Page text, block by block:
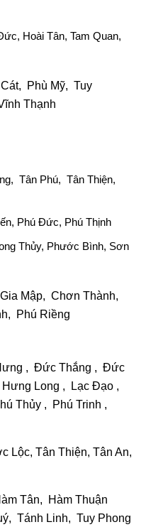
Hoài Tân, Tam Quan,
Phù Mỹ, Tuy
Thạnh
Tân Phú, Tân Thiện,
Phú Đức, Phú Thịnh
Thủy, Phước Bình, Sơn
Mập, Chơn Thành,
Phú Riềng
, Đức Thắng , Đức
Long , Lạc Đạo ,
Thủy , Phú Trinh ,
Lộc, Tân Thiện, Tân An,
Tân, Hàm Thuận
Tánh Linh, Tuy Phong